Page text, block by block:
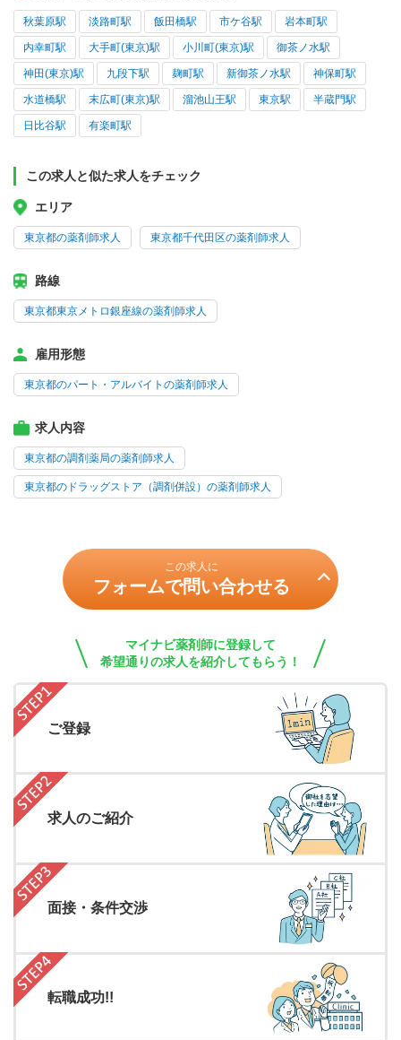
秋葉原駅 淡路町駅 飯田橋駅 市ケ谷駅 岩本町駅
内幸町駅 大手町(東京)駅 小川町(東京)駅 御茶ノ水駅
神田(東京)駅 九段下駅 麹町駅 新御茶ノ水駅 神保町駅
水道橋駅 末広町(東京)駅 溜池山王駅 東京駅 半蔵門駅
日比谷駅 有楽町駅
この求人と似た求人をチェック
エリア
東京都の薬剤師求人 東京都千代田区の薬剤師求人
路線
東京都東京メトロ銀座線の薬剤師求人
雇用形態
東京都のパート・アルバイトの薬剤師求人
求人内容
東京都の調剤薬局の薬剤師求人
東京都のドラッグストア（調剤併設）の薬剤師求人
この求人に
フォームで問い合わせる
マイナビ薬剤師に登録して
希望通りの求人を紹介してもらう！
ご登録
求人のご紹介
面接・条件交渉
転職成功!!